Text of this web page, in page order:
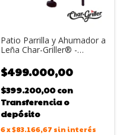
Patio Parrilla y Ahumador a
Leña Char-Griller® -
$499.000,00
$399.200,00con
Transferencia o
depósito
6x$83.166,67 sin interés